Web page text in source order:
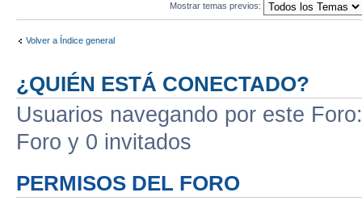
Mostrar temas previos:
Volver a Índice general
¿QUIÉN ESTÁ CONECTADO?
Usuarios navegando por este
Foro y 0 invitados
PERMISOS DEL FORO